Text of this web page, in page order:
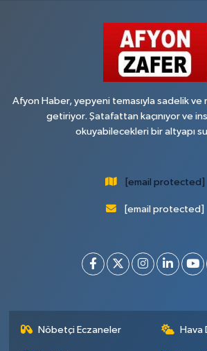
Afyon Haber, yepyeni temasıyla sadelik ve
getiriyor. Şatafattan kaçınıyor ve
okuyabilecekleri bir altyapı
[email protected]
[email protected]
Nöbetçi Eczaneler Hava